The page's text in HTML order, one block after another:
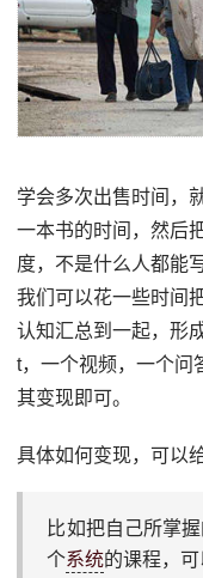
学会多次出售时间，
一本书的时间，然后
度，不是什么人都能
我们可以花一些时间
认知汇总到一起，形
t，一个视频，一个问
其变现即可。
具体如何变现，可以
比如把自己所掌
个系统的课程，可